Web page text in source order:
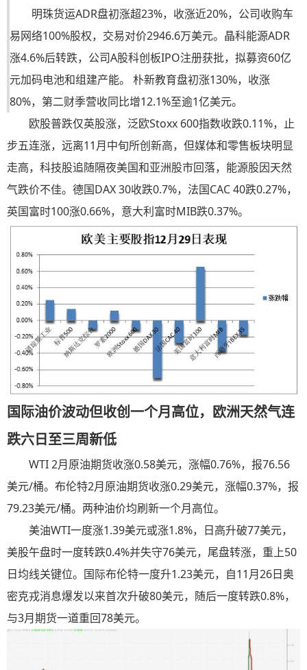
明珠货运ADR盘初涨超23%，收涨近20%，公司收购车
易网络100%股权，交易对价2946.6万美元。晶科能源ADR
涨4.6%后转跌，公司A股科创板IPO注册获批，拟募资60亿
元加码电池和组建产能。 朴新教育盘初涨130%，收涨
80%，第二财季营收同比增12.1%至逾1亿美元。
欧股普跌仅英股涨，泛欧Stoxx 600指数收跌0.11%，止
步五连涨，远离11月中旬所创新高，但媒体和零售板块明显
走高，科技股追随隔夜美国和亚洲股市回落，能源股因天然
气跌价不佳。德国DAX 30收跌0.7%，法国CAC 40跌0.27%，
英国富时100涨0.66%，意大利富时MIB跌0.37%。
国际油价波动但收创一个月高位，欧洲天然气连
跌六日至三周新低
WTI 2月原油期货收涨0.58美元，涨幅0.76%，报76.56
美元/桶。布伦特2月原油期货收涨0.29美元，涨幅0.37%，报
79.23美元/桶。两种油价均刷新一个月高位。
美油WTI一度涨1.39美元或涨1.8%，日高升破77美元，
美股午盘时一度转跌0.4%并失守76美元，尾盘转涨，重上50
日均线关键位。国际布伦特一度升1.23美元，自11月26日奥
密克戎消息爆发以来首次升破80美元，随后一度转跌0.8%，
与3月期货一道重回78美元。